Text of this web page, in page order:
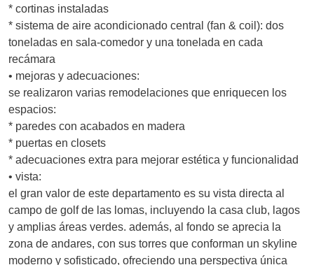
* cortinas instaladas
* sistema de aire acondicionado central (fan & coil): dos
toneladas en sala-comedor y una tonelada en cada
recámara
• mejoras y adecuaciones:
se realizaron varias remodelaciones que enriquecen los
espacios:
* paredes con acabados en madera
* puertas en closets
* adecuaciones extra para mejorar estética y funcionalidad
• vista:
el gran valor de este departamento es su vista directa al
campo de golf de las lomas, incluyendo la casa club, lagos
y amplias áreas verdes. además, al fondo se aprecia la
zona de andares, con sus torres que conforman un skyline
moderno y sofisticado, ofreciendo una perspectiva única